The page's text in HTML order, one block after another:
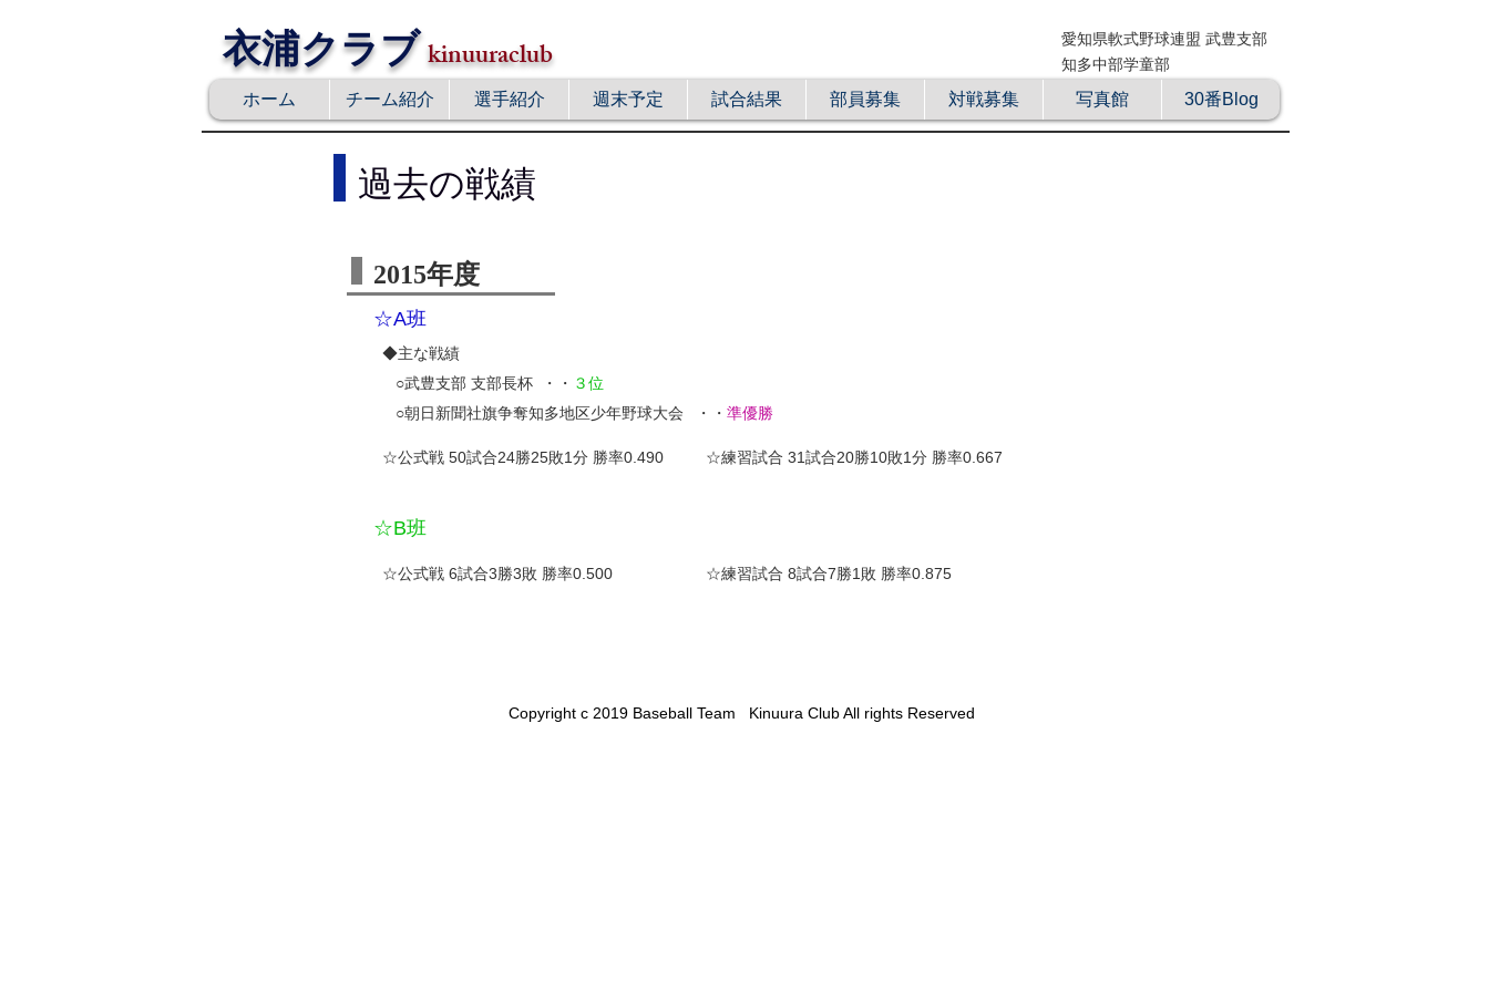
衣浦クラブkinuuraclub 知多中部学童部
ホーム チーム紹介 選手紹介 週末予定 試合結果 部員募集 対戦募集 写真館 30番Blog
愛知県軟式野球連盟 武豊支部
過去の戦績
2015年度
☆A班
◆主な戦績
○武豊支部 支部長杯
・・ ３位
・・ 準優勝
○朝日新聞社旗争奪知多地区少年野球大会
☆公式戦 50試合24勝25敗1分 勝率0.490 ☆練習試合 31試合20勝10敗1分 勝率0.667
☆B班
☆公式戦 6試合3勝3敗 勝率0.500 ☆練習試合 8試合7勝1敗 勝率0.875
Copyright c 2019 Baseball Team Kinuura Club All rights Reserved